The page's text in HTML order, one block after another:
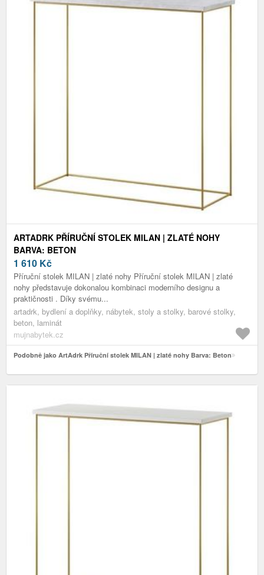
ARTADRK PŘÍRUČNÍ STOLEK MILAN | ZLATÉ NOHY
BARVA: BETON
1 610 Kč
Příruční stolek MILAN | zlaté nohy Příruční stolek MILAN | zlaté
nohy představuje dokonalou kombinaci moderního designu a
praktičnosti . Díky svému...
artadrk, bydlení a doplňky, nábytek, stoly a stolky, barové stolky,
beton, laminát
mujnabytek.cz
Podobně jako ArtAdrk Příruční stolek MILAN | zlaté nohy Barva: Beton